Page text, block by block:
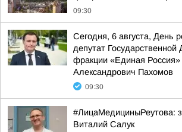
09:30
Сегодня, 6 августа, День
депутат
фракции «Единая Россия»
Александрович Пахомов
09:30
#ЛицаМедициныРеутова:
Виталий Салук